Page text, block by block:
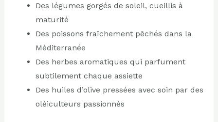
Des légumes gorgés de soleil, cueillis à
maturité
Des poissons fraîchement pêchés dans la
Méditerranée
Des herbes aromatiques qui parfument
subtilement chaque assiette
Des huiles d’olive pressées avec soin par des
oléiculteurs passionnés